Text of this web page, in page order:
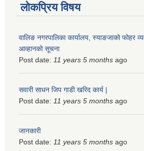
लोकप्रिय विषय
वालिङ नगरपालिका कार्यालय, स्याङजाको फोहर
आव्हानको सूचना
Post date: 11 years 5 months ago
सवारी साधन जिप गाडी खरिद कार्य |
Post date: 11 years 5 months ago
जानकारी
Post date: 11 years 5 months ago